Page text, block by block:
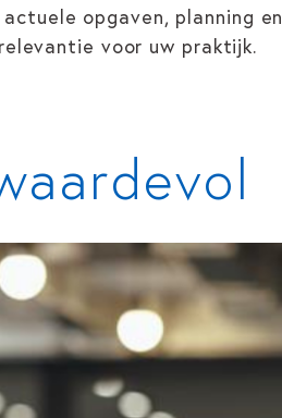
opgaven, planning en
voor uw praktijk.